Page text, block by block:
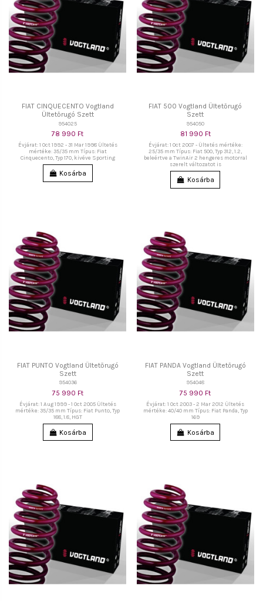
FIAT CINQUECENTO Vogtland
Ültetőrugó Szett
954025
78 990 Ft
Évjárat: 1 Oct 1992 - 31 Mar 1998 Ültetés
mértéke: 35/35 mm Típus: Fiat
Cinquecento, Typ 170, kivéve Sporting
Kosárba
FIAT 500 Vogtland Ültetőrugó
Szett
954050
81 990 Ft
Évjárat: 1 Oct 2007 - Ültetés mértéke:
25/35 mm Típus: Fiat 500, Typ 312, 1.2,
beleértve a TwinAir 2 hengeres motorral
szerelt változatot is
Kosárba
FIAT PUNTO Vogtland Ültetőrugó
Szett
954036
75 990 Ft
Évjárat: 1 Aug 1999 - 1 Oct 2005 Ültetés
mértéke: 35/35 mm Típus: Fiat Punto, Typ
188, 1.8, HGT
Kosárba
FIAT PANDA Vogtland Ültetőrugó
Szett
954048
75 990 Ft
Évjárat: 1 Oct 2003 - 2 Mar 2012 Ültetés
mértéke: 40/40 mm Típus: Fiat Panda, Typ
169
Kosárba